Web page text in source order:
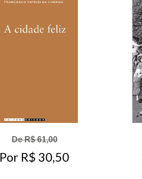
De R$ 61,00
Por R$ 30,50